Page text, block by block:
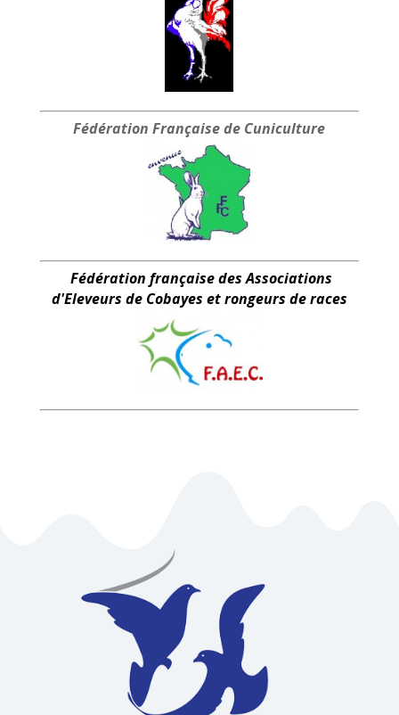
Fédération Française de Cuniculture
Fédération française des Associations
d'Eleveurs de Cobayes et rongeurs de races